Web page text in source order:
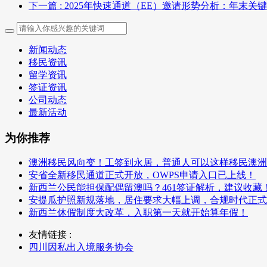
下一篇 : 2025年快速通道（EE）邀请形势分析：年末关
新闻动态
移民资讯
留学资讯
签证资讯
公司动态
最新活动
为你推荐
澳洲移民风向变！工签到永居，普通人可以这样移民澳洲
安省全新移民通道正式开放，OWPS申请入口已上线！
新西兰公民能担保配偶留澳吗？461签证解析，建议收藏！
安提瓜护照新规落地，居住要求大幅上调，合规时代正式
新西兰休假制度大改革，入职第一天就开始算年假！
友情链接 :
四川因私出入境服务协会